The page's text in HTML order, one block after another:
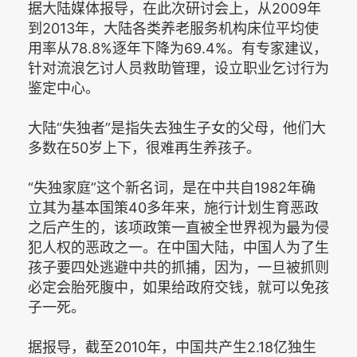
据大陆媒体报导，在此次研讨会上，从2009年
到2013年，大陆各类养老服务机构床位平均使
用率从78.8%逐年下降为69.4%。有专家建议，
针对流浪乞讨人员救助管理，设立职业乞讨行为
鉴定中心。
大陆“失独者”是指失去独生子女的父母，他们大
多数在50岁上下，很难再生养孩子。
“失独家庭”这个新名词，是在中共自1982年确
立其为基本国策40多年来，施行计划生育恶政
之后产生的，该项政策一直被全世界视为最为侵
犯人权的恶政之一。在中国大陆，中国人为了生
孩子要四处逃避中共的抓捕，因为，一旦被抓则
必定会胎死腹中，如果给政府交钱，就可以免孩
子一死。
据报导，截至2010年，中国共产生2.18亿独生